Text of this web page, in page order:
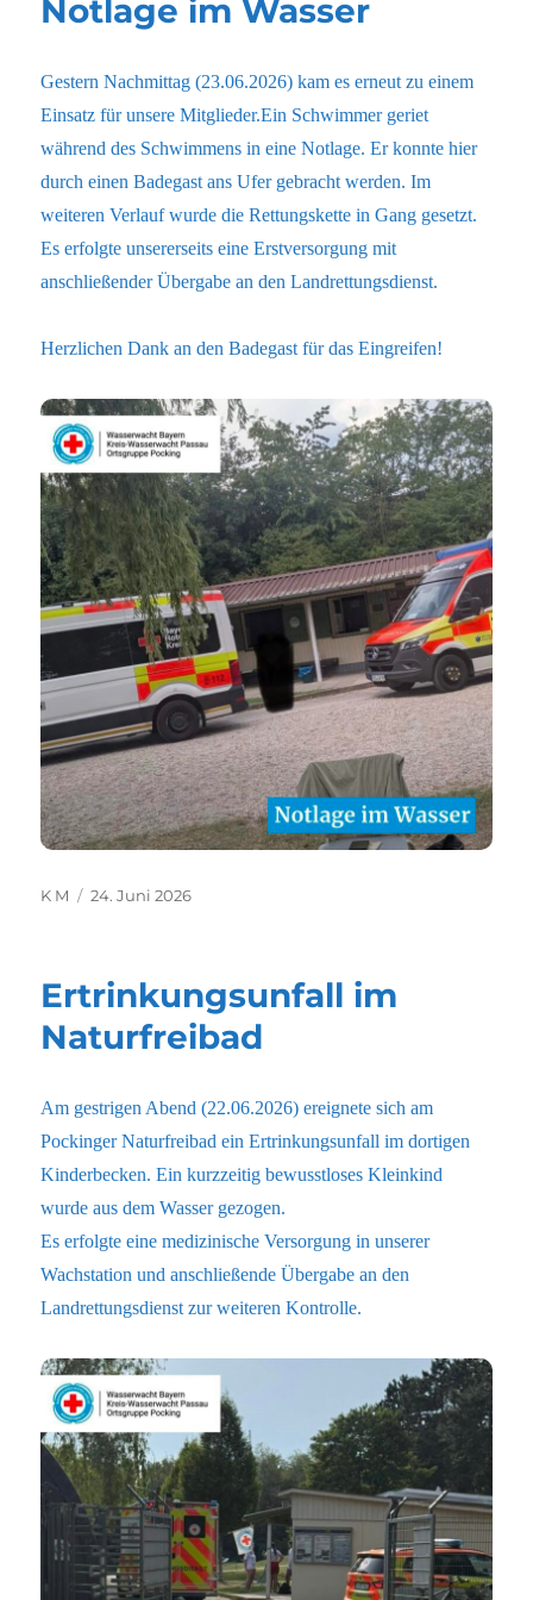
Notlage im Wasser
Gestern Nachmittag (23.06.2026) kam es erneut zu einem
Einsatz für unsere Mitglieder.Ein Schwimmer geriet
während des Schwimmens in eine Notlage. Er konnte hier
durch einen Badegast ans Ufer gebracht werden. Im
weiteren Verlauf wurde die Rettungskette in Gang gesetzt.
Es erfolgte unsererseits eine Erstversorgung mit
anschließender Übergabe an den Landrettungsdienst.
Herzlichen Dank an den Badegast für das Eingreifen!
Autor
K M
Veröffentlicht
24. Juni 2026
Ertrinkungsunfall im
Naturfreibad
Am gestrigen Abend (22.06.2026) ereignete sich am
Pockinger Naturfreibad ein Ertrinkungsunfall im dortigen
Kinderbecken. Ein kurzzeitig bewusstloses Kleinkind
wurde aus dem Wasser gezogen.
Es erfolgte eine medizinische Versorgung in unserer
Wachstation und anschließende Übergabe an den
Landrettungsdienst zur weiteren Kontrolle.